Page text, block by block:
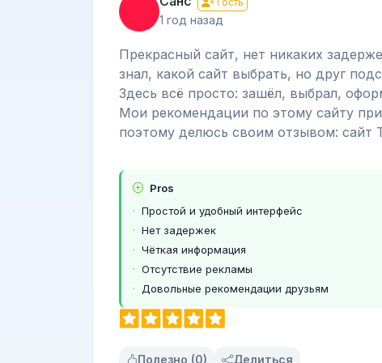
1 год назад
Прекрасный сайт, нет никаких
знал, какой сайт выбрать, но друг
Здесь всё просто: зашёл, выбрал,
Мои рекомендации по этому сайту
поэтому делюсь своим отзывом: сайт
Pros
Простой и удобный интерфейс
Нет задержек
Чёткая информация
Отсутствие рекламы
Довольные рекомендации друзьям
Полезно (0) Делиться